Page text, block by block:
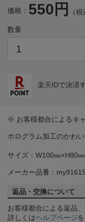
価格： 550円 （税
数量
楽天IDで決済
※ お客様都合によるキ
ホログラム加工のかわ
サイズ：W100㎜×H80㎜
メーカー品番：my91615
返品・交換について
お客様都合による返品
詳しくはヘルプページ